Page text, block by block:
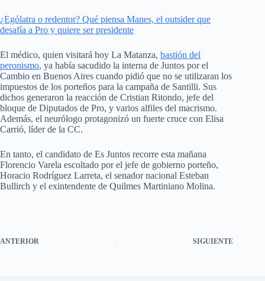
¿Ególatra o redentor? Qué piensa Manes, el outsider que
desafía a Pro y quiere ser presidente
El médico, quien visitará hoy La Matanza, bastión del
peronismo, ya había sacudido la interna de Juntos por el
Cambio en Buenos Aires cuando pidió que no se utilizaran los
impuestos de los porteños para la campaña de Santilli. Sus
dichos generaron la reacción de Cristian Ritondo, jefe del
bloque de Diputados de Pro, y varios alfiles del macrismo.
Además, el neurólogo protagonizó un fuerte cruce con Elisa
Carrió, líder de la CC.
En tanto, el candidato de Es Juntos recorre esta mañana
Florencio Varela escoltado por el jefe de gobierno porteño,
Horacio Rodríguez Larreta, el senador nacional Esteban
Bullirch y el exintendente de Quilmes Martiniano Molina.
ANTERIOR SIGUIENTE